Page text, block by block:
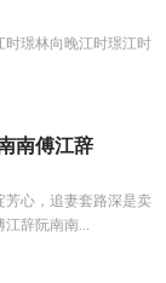
时璟林向晚江时璟江时
南傅江辞
芳心，追妻套路深是卖
辞阮南南...